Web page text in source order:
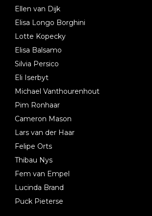
Ellen van Dijk
Elisa Longo Borghini
Lotte Kopecky
Elisa Balsamo
Silvia Persico
Eli Iserbyt
Michael Vanthourenhout
Pim Ronhaar
Cameron Mason
Lars van der Haar
Felipe Orts
Thibau Nys
Fem van Empel
Lucinda Brand
Puck Pieterse